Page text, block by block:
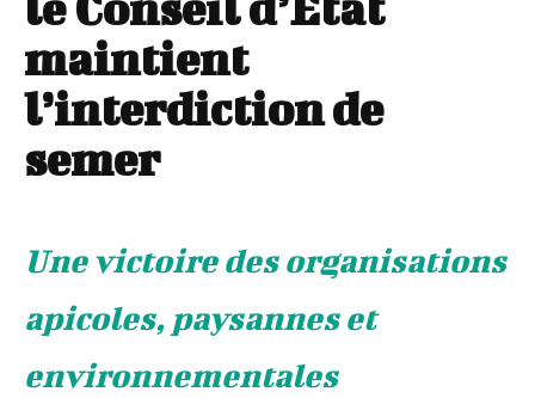
maintient
l’interdiction de
semer
Une victoire des organisations
apicoles, paysannes et
environnementales